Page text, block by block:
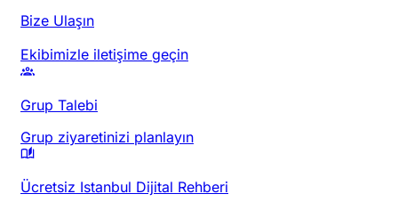
Bize Ulaşın
Ekibimizle iletişime geçin
Grup Talebi
Grup ziyaretinizi planlayın
Ücretsiz Istanbul Dijital Rehberi